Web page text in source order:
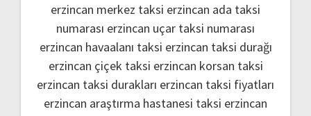
erzincan merkez taksi erzincan ada taksi
numarası erzincan uçar taksi numarası
erzincan havaalanı taksi erzincan taksi durağı
erzincan çiçek taksi erzincan korsan taksi
erzincan taksi durakları erzincan taksi fiyatları
erzincan araştırma hastanesi taksi erzincan